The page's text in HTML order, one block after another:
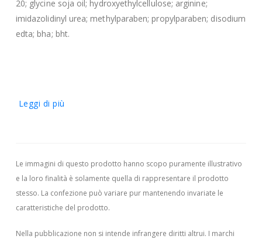
20; glycine soja oil; hydroxyethylcellulose; arginine;
imidazolidinyl urea; methylparaben; propylparaben; disodium
edta; bha; bht.
Leggi di più
Le immagini di questo prodotto hanno scopo puramente illustrativo
e la loro finalità è solamente quella di rappresentare il prodotto
stesso. La confezione può variare pur mantenendo invariate le
caratteristiche del prodotto.
Nella pubblicazione non si intende infrangere diritti altrui. I marchi